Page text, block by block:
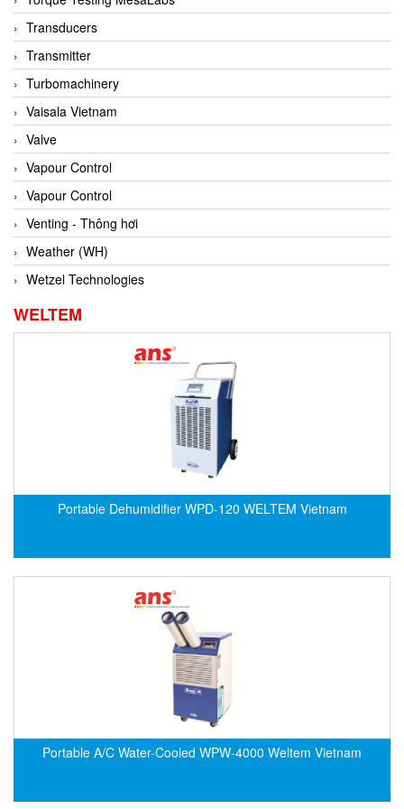
Conch
Conductix/ WAMPFLER
Contrec
Contrinex
Control Solution Minesota
Copeland
Cortem
Cosa Xentaur
Cosil
Coulton
Crouzet
Crowcon
Crutec Dust Zero Vietnam
CS-Instrument
CTC
Datalogic Vietnam
Transducers
Transmitter
Turbomachinery
Vaisala Vietnam
Valve
Vapour Control
Vapour Control
Venting - Thông hơi
Weather (WH)
Wetzel Technologies
WELTEM
Portable Dehumidifier WPD-120 WELTEM Vietnam
Portable A/C Water-Cooled WPW-4000 Weltem Vietnam